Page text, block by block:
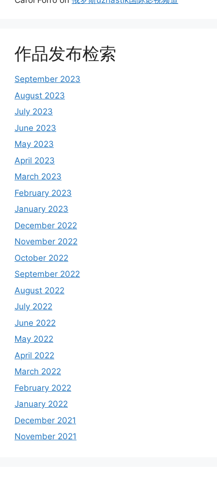
作品发布检索
September 2023
August 2023
July 2023
June 2023
May 2023
April 2023
March 2023
February 2023
January 2023
December 2022
November 2022
October 2022
September 2022
August 2022
July 2022
June 2022
May 2022
April 2022
March 2022
February 2022
January 2022
December 2021
November 2021